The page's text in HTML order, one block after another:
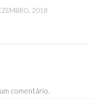
2018
comentário.